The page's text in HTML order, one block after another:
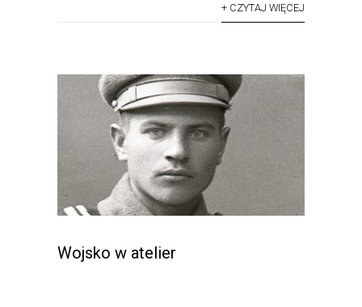
+ CZYTAJ WIĘCEJ
Wojsko w atelier